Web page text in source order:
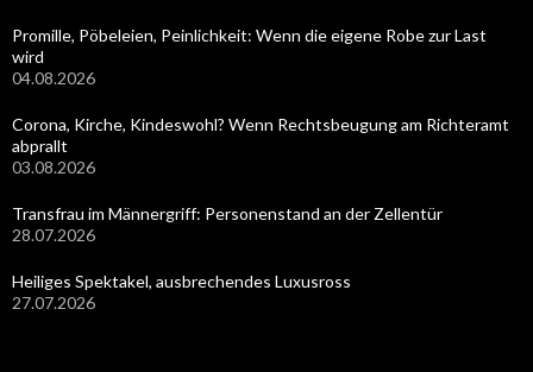
Promille, Pöbeleien, Peinlichkeit: Wenn die eigene Robe zur Last
wird
04.08.2026
Corona, Kirche, Kindeswohl? Wenn Rechtsbeugung am Richteramt
abprallt
03.08.2026
Transfrau im Männergriff: Personenstand an der Zellentür
28.07.2026
Heiliges Spektakel, ausbrechendes Luxusross
27.07.2026